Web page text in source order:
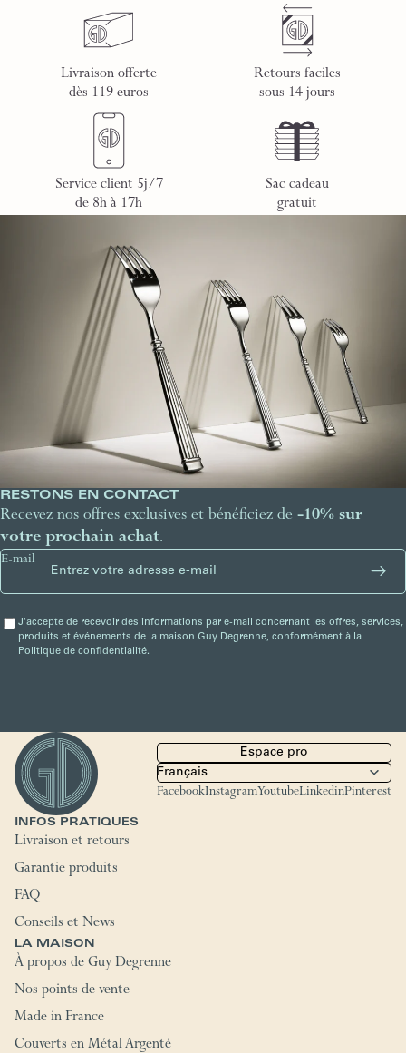
Livraison offerte
dès 119 euros
Retours faciles
sous 14 jours
Service client 5j/7
de 8h à 17h
Sac cadeau
gratuit
RESTONS EN CONTACT
Recevez nos offres exclusives et bénéficiez de -10% sur
votre prochain achat.
E-mail
J'accepte de recevoir des informations par e-mail concernant les offres, services,
produits et événements de la maison Guy Degrenne, conformément à la
Politique de confidentialité.
Espace pro
FacebookInstagramYoutubeLinkedinPinterest
INFOS PRATIQUES
Livraison et retours
Garantie produits
FAQ
Conseils et News
LA MAISON
À propos de Guy Degrenne
Nos points de vente
Made in France
Couverts en Métal Argenté